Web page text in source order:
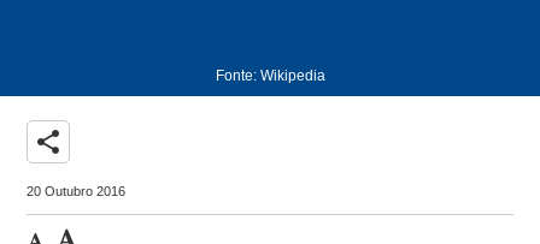
Fonte: Wikipedia
share
20 Outubro 2016